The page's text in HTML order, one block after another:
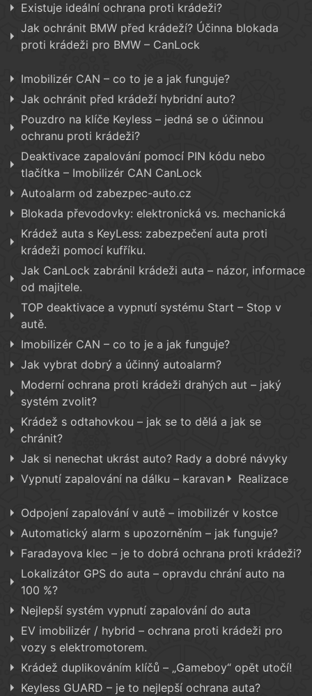
Existuje ideální ochrana proti krádeži?
Jak ochránit BMW před krádeží? Účinna blokada
proti krádeži pro BMW – CanLock
Imobilizér CAN – co to je a jak funguje?
Jak ochránit před krádeží hybridní auto?
Pouzdro na klíče Keyless – jedná se o účinnou
ochranu proti krádeži?
Deaktivace zapalování pomocí PIN kódu nebo
tlačítka – Imobilizér CAN CanLock
Autoalarm od zabezpec-auto.cz
Blokada převodovky: elektronická vs. mechanická
Krádež auta s KeyLess: zabezpečení auta proti
krádeži pomocí kufříku.
Jak CanLock zabránil krádeži auta – názor, informace
od majitele.
TOP deaktivace a vypnutí systému Start – Stop v
autě.
Imobilizér CAN – co to je a jak funguje?
Jak vybrat dobrý a účinný autoalarm?
Moderní ochrana proti krádeži drahých aut – jaký
systém zvolit?
Krádež s odtahovkou – jak se to dělá a jak se
chránit?
Jak si nenechat ukrást auto? Rady a dobré návyky
Vypnutí zapalování na dálku – karavan
Realizace
Odpojení zapalování v autě – imobilizér v kostce
Automatický alarm s upozorněním – jak funguje?
Faradayova klec – je to dobrá ochrana proti krádeži?
Lokalizátor GPS do auta – opravdu chrání auto na
100 %?
Nejlepší systém vypnutí zapalování do auta
EV imobilizér / hybrid – ochrana proti krádeži pro
vozy s elektromotorem.
Krádež duplikováním klíčů – „Gameboy“ opět utočí!
Keyless GUARD – je to nejlepší ochrana auta?